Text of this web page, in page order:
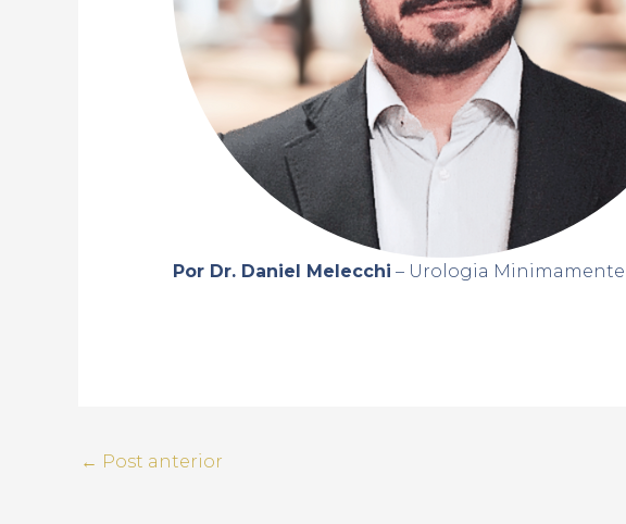
Por Dr. Daniel Melecchi – Urologia
← Post anterior